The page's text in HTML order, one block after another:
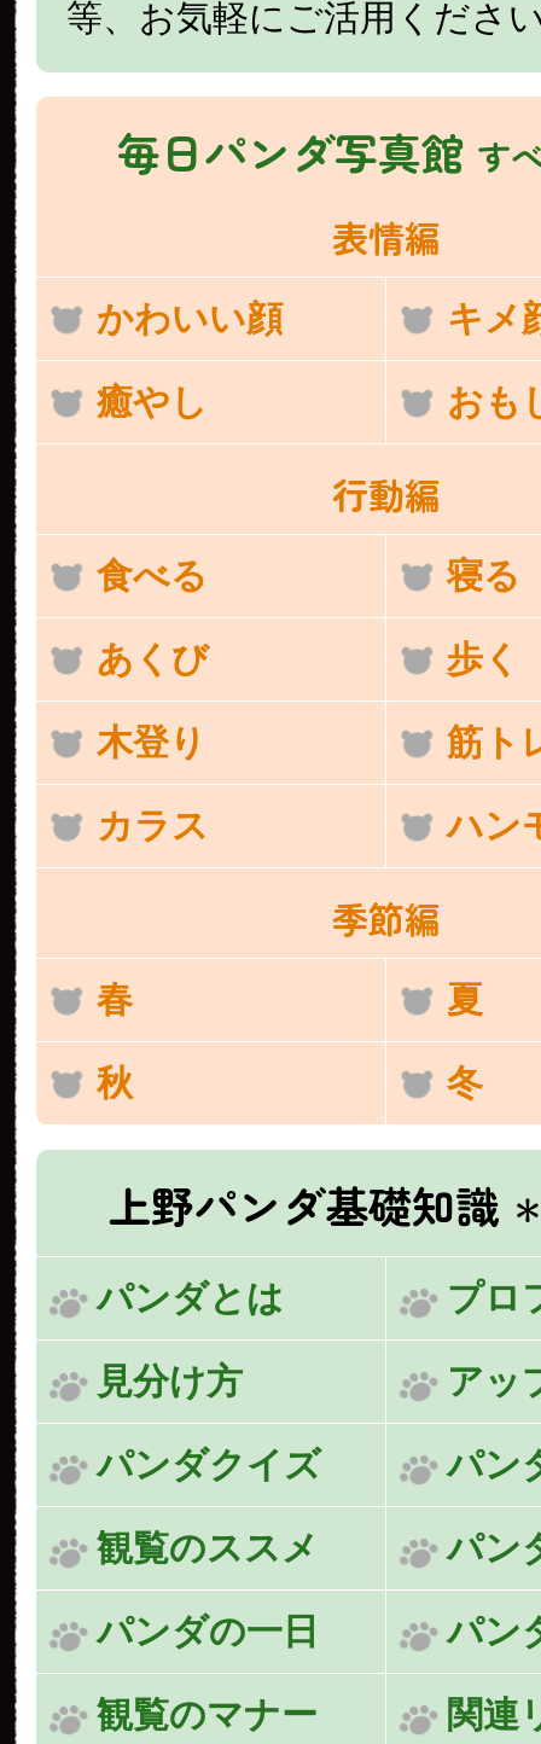
等、お気軽にご活用くださ
毎日パンダ写真館 す
表情編
かわいい顔 キメ
癒やし おも
行動編
食べる 寝る
あくび 歩く
木登り 筋ト
カラス ハン
季節編
春 夏
秋 冬
上野パンダ基礎知識
パンダとは プロ
見分け方 アッ
パンダクイズ パン
観覧のススメ パン
パンダの一日 パン
観覧のマナー 関連